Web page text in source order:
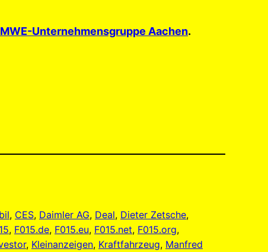
MWE-Unternehmensgruppe Aachen.
, CES, Daimler AG, Deal, Dieter Zetsche
, F015.de, F015.eu, F015.net, F015.org
, Kleinanzeigen, Kraftfahrzeug, Manfred